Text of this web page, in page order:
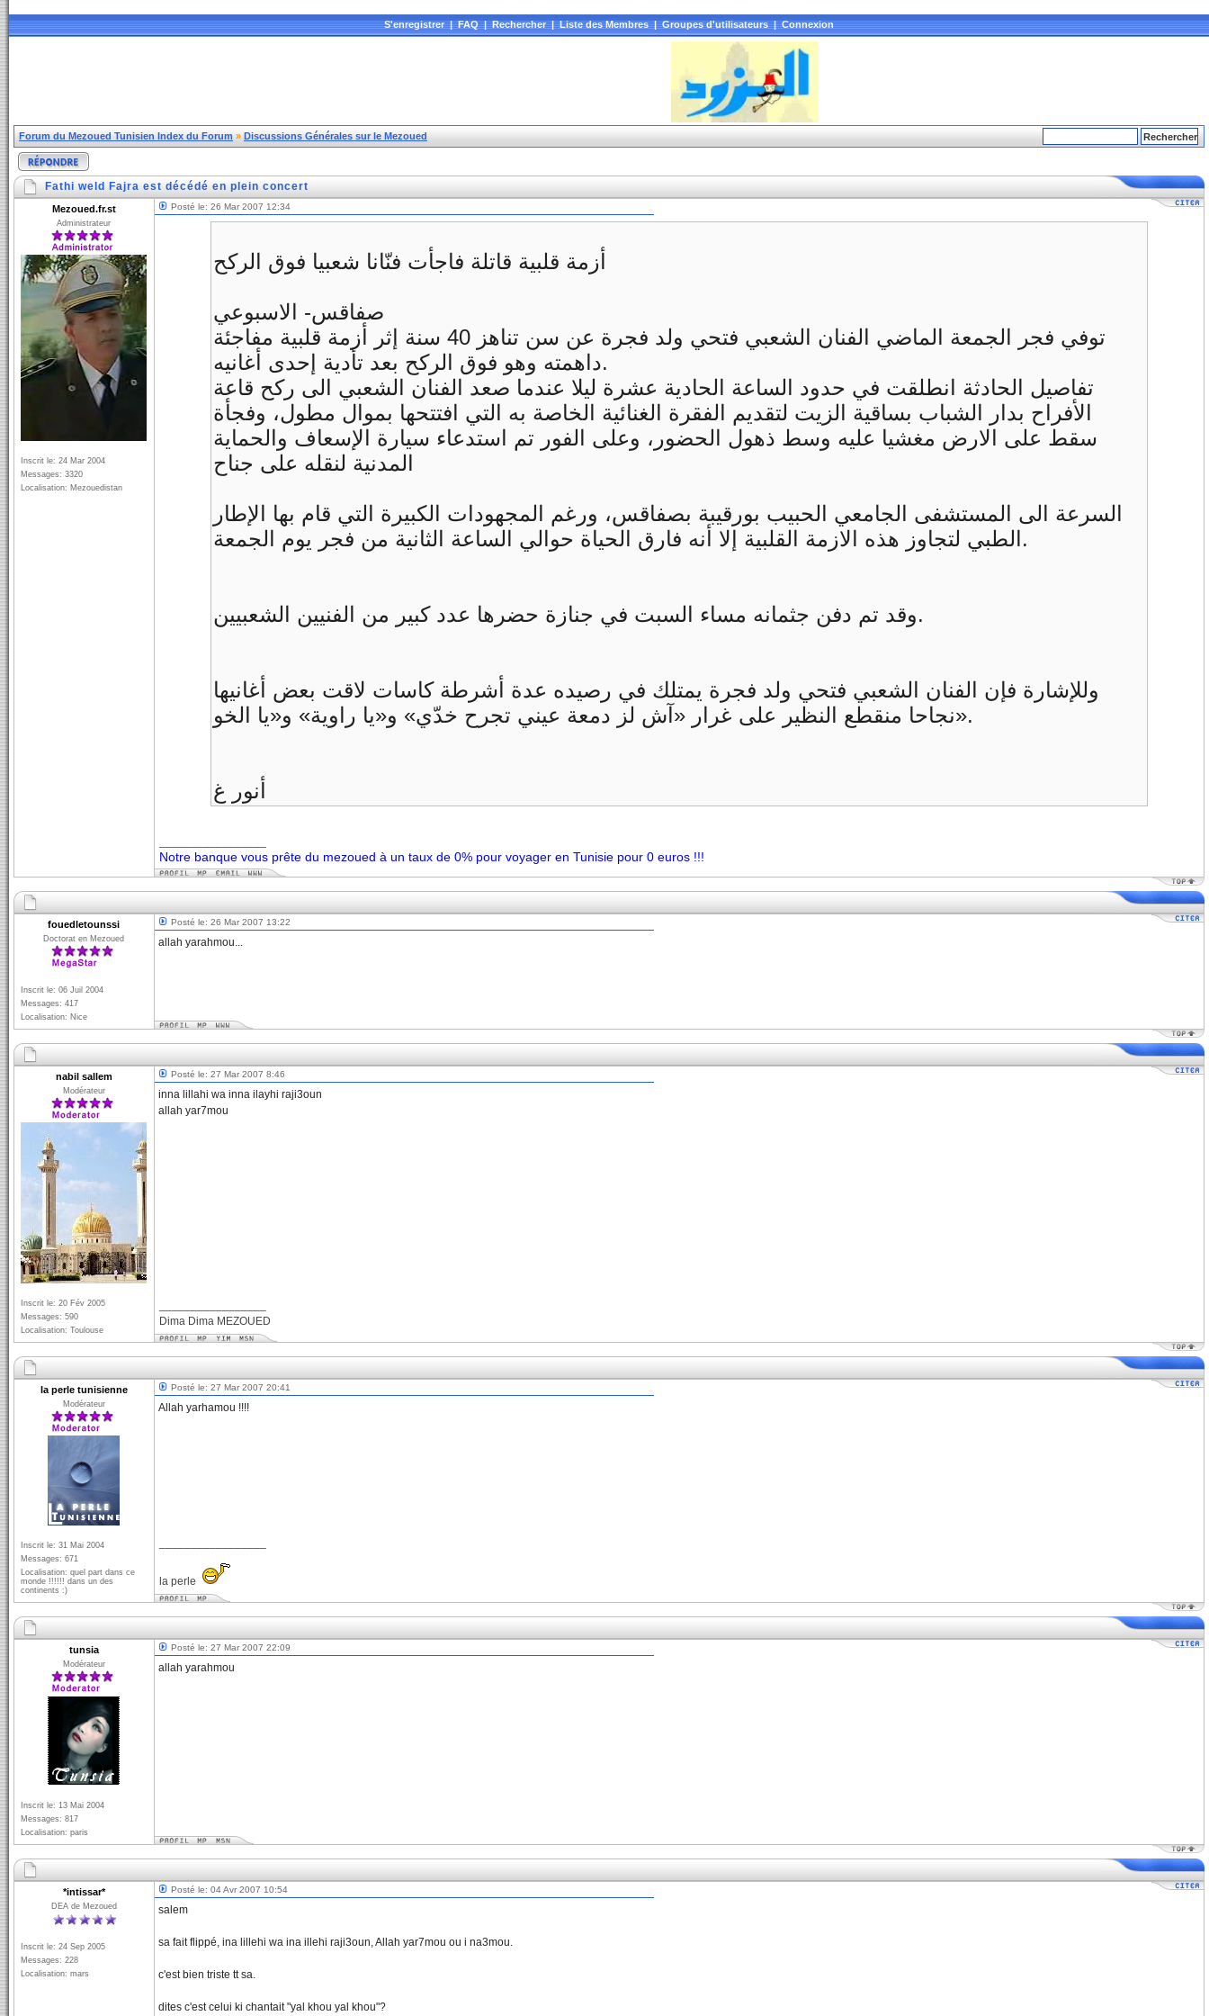
S'enregistrer|FAQ|Rechercher|Liste des Membres|Groupes d'utilisateurs|Connexion
Forum du Mezoued Tunisien Index du Forum » Discussions Générales sur le Mezoued
Fathi weld Fajra est décédé en plein concert
Mezoued.fr.st
Administrateur
Inscrit le: 24 Mar 2004
Messages: 3320
Localisation: Mezouedistan
Posté le: 26 Mar 2007 12:34
أزمة قلبية قاتلة فاجأت فنّانا شعبيا فوق الركح
صفاقس- الاسبوعي
توفي فجر الجمعة الماضي الفنان الشعبي فتحي ولد فجرة عن سن تناهز 40 سنة إثر أزمة قلبية مفاجئة
داهمته وهو فوق الركح بعد تأدية إحدى أغانيه.
تفاصيل الحادثة انطلقت في حدود الساعة الحادية عشرة ليلا عندما صعد الفنان الشعبي الى ركح قاعة
الأفراح بدار الشباب بساقية الزيت لتقديم الفقرة الغنائية الخاصة به التي افتتحها بموال مطول، وفجأة
سقط على الارض مغشيا عليه وسط ذهول الحضور، وعلى الفور تم استدعاء سيارة الإسعاف والحماية
المدنية لنقله على جناح
السرعة الى المستشفى الجامعي الحبيب بورقيبة بصفاقس، ورغم المجهودات الكبيرة التي قام بها الإطار
الطبي لتجاوز هذه الازمة القلبية إلا أنه فارق الحياة حوالي الساعة الثانية من فجر يوم الجمعة.
وقد تم دفن جثمانه مساء السبت في جنازة حضرها عدد كبير من الفنيين الشعبيين.
وللإشارة فإن الفنان الشعبي فتحي ولد فجرة يمتلك في رصيده عدة أشرطة كاسات لاقت بعض أغانيها
نجاحا منقطع النظير على غرار «آش لز دمعة عيني تجرح خدّي» و«يا راوية» و«يا الخو».
أنور غ
Notre banque vous prête du mezoued à un taux de 0% pour voyager en Tunisie pour 0 euros !!!
fouedletounssi
Doctorat en Mezoued
Inscrit le: 06 Juil 2004
Messages: 417
Localisation: Nice
Posté le: 26 Mar 2007 13:22
allah yarahmou...
nabil sallem
Modérateur
Inscrit le: 20 Fév 2005
Messages: 590
Localisation: Toulouse
Posté le: 27 Mar 2007 8:46
inna lillahi wa inna ilayhi raji3oun
allah yar7mou
Dima Dima MEZOUED
la perle tunisienne
Modérateur
Inscrit le: 31 Mai 2004
Messages: 671
Localisation: quel part dans ce
monde !!!!!! dans un des
continents :)
Posté le: 27 Mar 2007 20:41
Allah yarhamou !!!!
la perle
tunsia
Modérateur
Inscrit le: 13 Mai 2004
Messages: 817
Localisation: paris
Posté le: 27 Mar 2007 22:09
allah yarahmou
*intissar*
DEA de Mezoued
Inscrit le: 24 Sep 2005
Messages: 228
Localisation: mars
Posté le: 04 Avr 2007 10:54
salem
sa fait flippé, ina lillehi wa ina illehi raji3oun, Allah yar7mou ou i na3mou.
c'est bien triste tt sa.
dites c'est celui ki chantait "yal khou yal khou"?